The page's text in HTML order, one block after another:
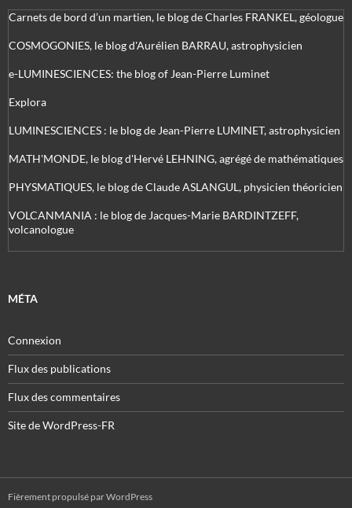
Carnets de bord d’un martien, le blog de Charles FRANKEL, géologue
COSMOGONIES, le blog d'Aurélien BARRAU, astrophysicien
e-LUMINESCIENCES: the blog of Jean-Pierre Luminet
Explora
LUMINESCIENCES : le blog de Jean-Pierre LUMINET, astrophysicien
MATH'MONDE, le blog d'Hervé LEHNING, agrégé de mathématiques
PHYSMATIQUES, le blog de Claude ASLANGUL, physicien théoricien
VOLCANMANIA : le blog de Jacques-Marie BARDINTZEFF,
volcanologue
MÉTA
Connexion
Flux des publications
Flux des commentaires
Site de WordPress-FR
Fièrement propulsé par WordPress